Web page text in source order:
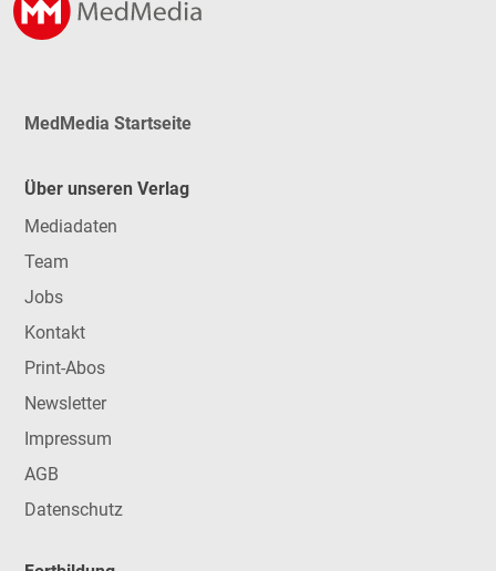
MedMedia Startseite
Über unseren Verlag
Mediadaten
Team
Jobs
Kontakt
Print-Abos
Newsletter
Impressum
AGB
Datenschutz